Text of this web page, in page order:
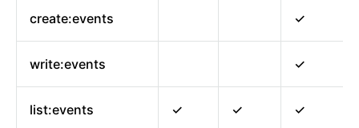
create:events ✓
write:events ✓
list:events ✓ ✓ ✓